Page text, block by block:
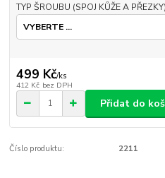
TYP ŠROUBU (SPOJ KŮŽE A PŘEZKY)
499 Kč/ks
412 Kč bez DPH
Přidat do
Číslo produktu: 2211